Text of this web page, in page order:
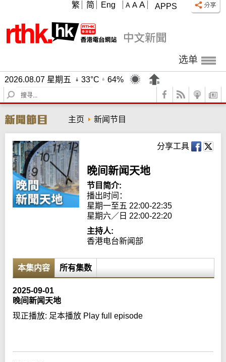
APPS
A A A
繁 简 Eng
选单
2026.08.07 星期五 33°C
64%
S
e
r
c
h
主页 新闻节目
分享工具
晚间新闻天地
节目简介:
播出时间：
星期一至五 22:00-22:35
星期六／日 22:00-22:20
主持人:
香港电台新闻部
本集内容 所有集数
2025-09-01
晚间新闻天地
现正播放: 足本播放 Play full episode